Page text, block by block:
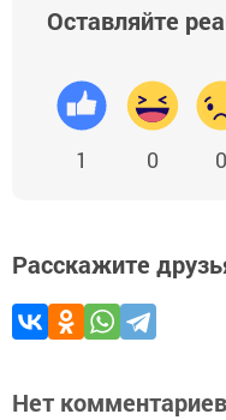
Оставляйте
1 0 0
Расскажите
Нет комментариев